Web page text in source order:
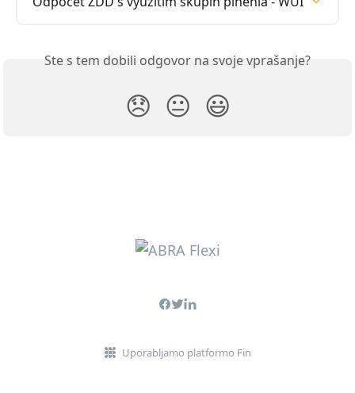
Ste s tem dobili odgovor na svoje vprašanje?
😞 😐 😃
Uporabljamo platformo Fin